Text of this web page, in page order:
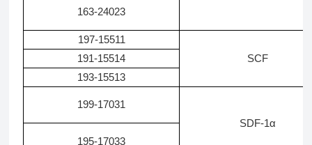
163-24023
197-15511
SCF
191-15514
193-15513
199-17031
SDF-1α
195-17033